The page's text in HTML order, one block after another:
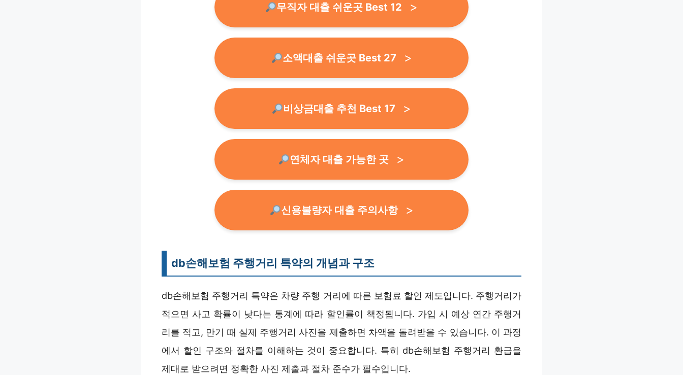
무직자 대출 쉬운곳 Best 12
소액대출 쉬운곳 Best 27
비상금대출 추천 Best 17
연체자 대출 가능한 곳
신용불량자 대출 주의사항
db손해보험 주행거리 특약의 개념과 구조
db손해보험 주행거리 특약은 차량 주행 거리에 따른 보험료 할인 제도입니다. 주행거리가
적으면 사고 확률이 낮다는 통계에 따라 할인률이 책정됩니다. 가입 시 예상 연간 주행거
리를 적고, 만기 때 실제 주행거리 사진을 제출하면 차액을 돌려받을 수 있습니다. 이 과정
에서 할인 구조와 절차를 이해하는 것이 중요합니다. 특히 db손해보험 주행거리 환급을
제대로 받으려면 정확한 사진 제출과 절차 준수가 필수입니다.